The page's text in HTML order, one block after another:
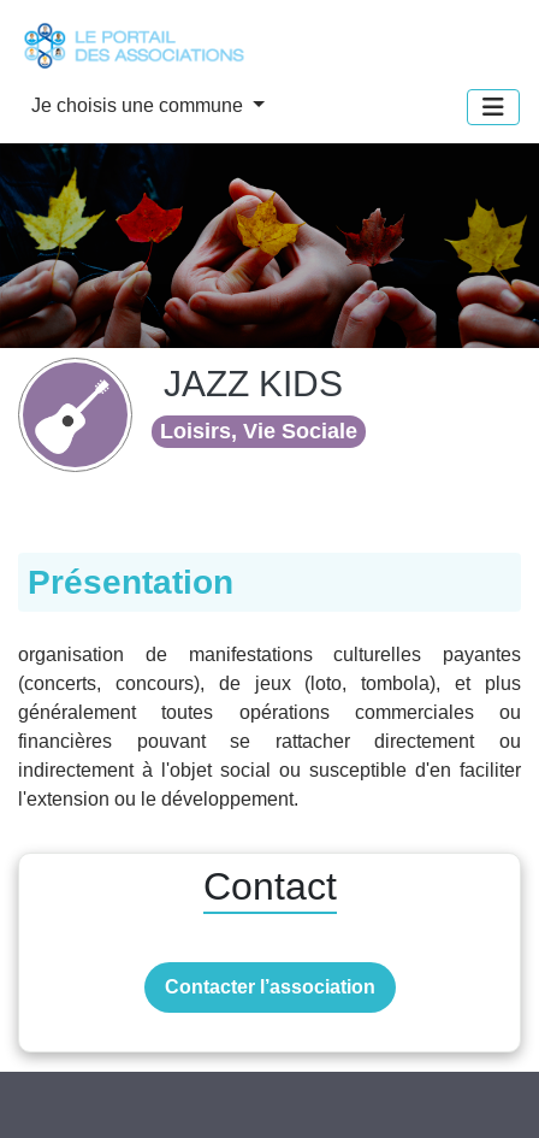
Je choisis une commune
JAZZ KIDS
Loisirs, Vie Sociale
Présentation
organisation de manifestations culturelles payantes
(concerts, concours), de jeux (loto, tombola), et plus
généralement toutes opérations commerciales ou
financières pouvant se rattacher directement ou
indirectement à l'objet social ou susceptible d'en faciliter
l'extension ou le développement.
Contact
Contacter l’association